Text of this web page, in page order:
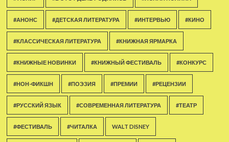
#АНОНС #ДЕТСКАЯ ЛИТЕРАТУРА #ИНТЕРВЬЮ #КИНО
#КЛАССИЧЕСКАЯ ЛИТЕРАТУРА #КНИЖНАЯ ЯРМАРКА
#КНИЖНЫЕ НОВИНКИ #КНИЖНЫЙ ФЕСТИВАЛЬ #КОНКУРС
#НОН-ФИКШН #ПОЭЗИЯ #ПРЕМИИ #РЕЦЕНЗИИ
#РУССКИЙ ЯЗЫК #СОВРЕМЕННАЯ ЛИТЕРАТУРА #ТЕАТР
#ФЕСТИВАЛЬ #ЧИТАЛКА WALT DISNEY